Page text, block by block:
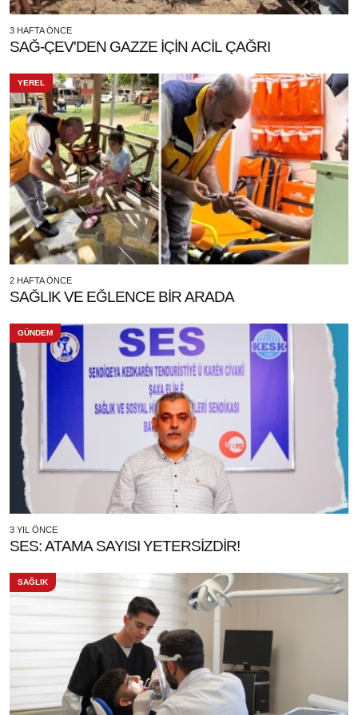
3 HAFTA ÖNCE
SAĞ-ÇEV'DEN GAZZE İÇİN ACİL ÇAĞRI
YEREL
2 HAFTA ÖNCE
SAĞLIK VE EĞLENCE BİR ARADA
GÜNDEM
3 YIL ÖNCE
SES: ATAMA SAYISI YETERSİZDİR!
SAĞLIK